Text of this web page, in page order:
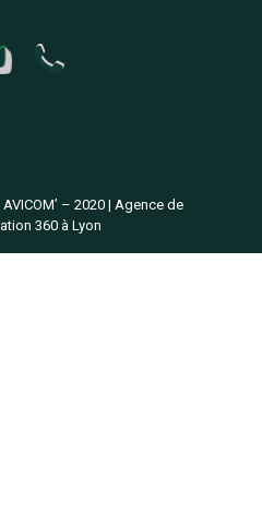
– 2020 | Agence de
360 à Lyon